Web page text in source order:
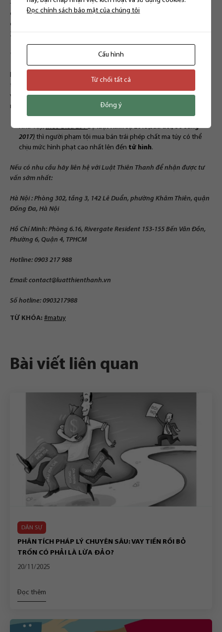
– Có 02 chất ma túy trở lên mà tổng khối lượng hoặc thể tích của các
chất đó tương đương với khối lượng hoặc thể tích chất ma túy quy
định tại một trong các điểm từ điểm a đến điể
251Bộ luật Hình sự 2015(sửa đổi, bổ sung 2017) nêu trên.
* Hình phạt bổ sung:
Người phạm tội mua bán trái phép chất ma túy còn có thể bị phạt
tiền từ 5.000.000 đồng đến 500.000.000 đồng, cấm đảm nhiệm chức
vụ, cấm hành nghề hoặc làm công việc nhất định từ 01 năm đến 05
năm hoặc tịch thu một phần hoặc toàn bộ tài sản.
Như vậy, theo Điều 251Bộ luật Hình sự 2015(sửa đổi, bổ sung
2017) thì người phạm tội mua bán trái phép chất ma túy có thể
chịu mức hình phạt cao nhất lên đến tử hình.
Nếu có nhu cầu hãy liên hệ với Luật Thiên Thanh để nhận được tư
vấn sớm nhất:
Hà Nội : Phòng 302, tầng 3, 142 Lê Duẩn, phường Khâm Thiên, quận
Đống Đa, Hà Nội
Hồ Chí Minh: Phòng 6.16, Rivergate Resident 153-155 Bến Vân Đồn,
Phường 6, Quận 4, TPHCM
Hotline: 0903 217 988
Email: contact@luatthienthanh.vn
Số hotline: 0903217988
TỪ KHÓA: #matuy
Bài viết liên quan
DÂN SỰ
PHÂN TÍCH PHÁP LÝ CHUYÊN SÂU: VAY TIỀN RỒI BỎ
TRỐN CÓ PHẢI LÀ LỪA ĐẢO?
20/11/2025
Đọc thêm
Đọc chính sách bảo mật của chúng tôi
Cấu hình
Từ chối tất cả
Đồng ý